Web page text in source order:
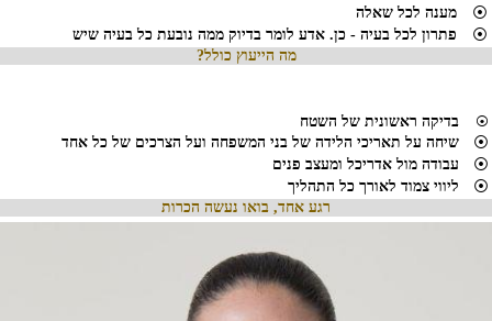
⦿
מענה לכל שאלה
⦿
פתרון לכל בעיה - כן. אדע לומר בדיוק ממה נובעת כל בעיה שיש
מה הייעוץ כולל?
⦿
בדיקה ראשונית של השטח
⦿
שיחה על תאריכי הלידה של בני המשפחה ועל הצרכים של כל אחד
⦿
עבודה מול אדריכל ומעצב פנים
⦿
ליווי צמוד לאורך כל התהליך
רגע אחד, בואו נעשה הכרות